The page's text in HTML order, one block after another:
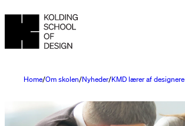
Home Om skolen Nyheder KMD lærer af designere